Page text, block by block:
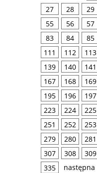
27
28 29
55
56 57
83
84 85
111
112 113
139
140 141
167
168 169
195
196 197
223
224 225
251
252 253
279
280 281
307
308 309
335
następna